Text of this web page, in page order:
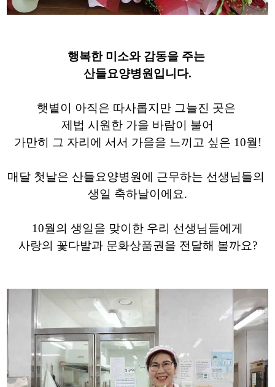
​행복한 미소와 감동을 주는
산들요양병원입니다.
​햇볕이 아직은 따사롭지만 그늘진 곳은
제법 시원한 가을 바람이 불어
가만히 그 자리에 서서 가을을 느끼고 싶은 10월!
매달 첫날은 산들요양병원에 근무하는 선생님들의
생일 축하날이에요.
10월의 생일을 맞이한 우리 선생님들에게
사랑의 꽃다발과 문화상품권을 전달해 볼까요?